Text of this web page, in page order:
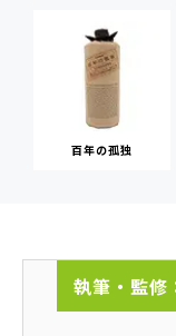
百年の孤独
執筆・監修